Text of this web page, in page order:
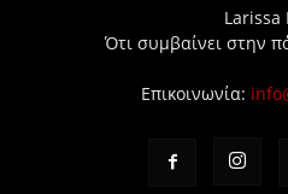
Larissa
Ότι συμβαίνει στην
Επικοινωνία: